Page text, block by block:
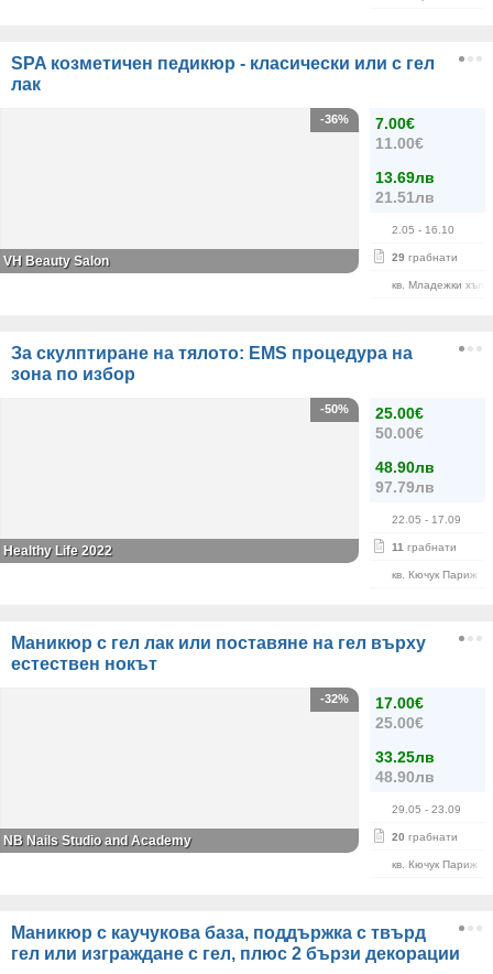
SPA козметичен педикюр - класически или с гел
лак
7.00€
11.00€
13.69лв
21.51лв
2.05 - 16.10
29 грабнати
кв. Младежки хълм
-36%
VH Beauty Salon
За скулптиране на тялото: EMS процедура на
зона по избор
25.00€
50.00€
48.90лв
97.79лв
22.05 - 17.09
11 грабнати
кв. Кючук Париж
-50%
Healthy Life 2022
Маникюр с гел лак или поставяне на гел върху
естествен нокът
17.00€
25.00€
33.25лв
48.90лв
29.05 - 23.09
20 грабнати
кв. Кючук Париж
-32%
NB Nails Studio and Academy
Маникюр с каучукова база, поддържка с твърд
гел или изграждане с гел, плюс 2 бързи декорации